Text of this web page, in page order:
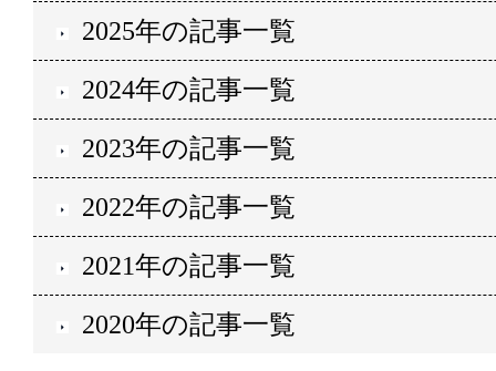
2025年の記事一覧
2024年の記事一覧
2023年の記事一覧
2022年の記事一覧
2021年の記事一覧
2020年の記事一覧